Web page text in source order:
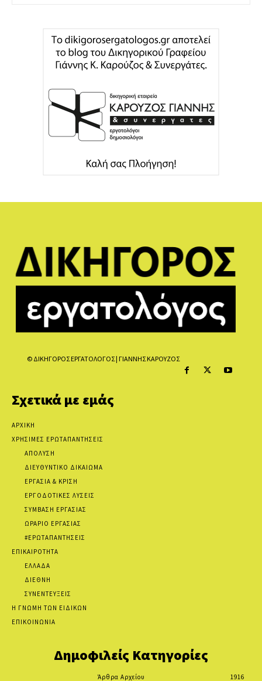
© ΔΙΚΗΓΟΡΟΣ ΕΡΓΑΤΟΛΟΓΟΣ | ΓΙΑΝΝΗΣ ΚΑΡΟΥΖΟΣ
Σχετικά με εμάς
ΑΡΧΙΚΗ
ΧΡΗΣΙΜΕΣ ΕΡΩΤΑΠΑΝΤΗΣΕΙΣ
ΑΠΟΛΥΣΗ
ΔΙΕΥΘΥΝΤΙΚΟ ΔΙΚΑΙΩΜΑ
ΕΡΓΑΣΙΑ & ΚΡΙΣΗ
ΕΡΓΟΔΟΤΙΚΕΣ ΛΥΣΕΙΣ
ΣΥΜΒΑΣΗ ΕΡΓΑΣΙΑΣ
ΩΡΑΡΙΟ ΕΡΓΑΣΙΑΣ
#ΕΡΩΤΑΠΑΝΤΗΣΕΙΣ
ΕΠΙΚΑΙΡΟΤΗΤΑ
ΕΛΛΑΔΑ
ΔΙΕΘΝΗ
ΣΥΝΕΝΤΕΥΞΕΙΣ
Η ΓΝΩΜΗ ΤΩΝ ΕΙΔΙΚΩΝ
ΕΠΙΚΟΙΝΩΝΙΑ
Δημοφιλείς Κατηγορίες
Άρθρα Αρχείου 1916